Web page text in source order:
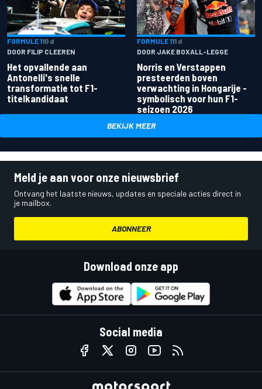
FORMULE 110 d
DOOR FILIP CLEEREN
Het opvallende aan
Antonelli's snelle
transformatie tot F1-
titelkandidaat
FORMULE 111 d
DOOR JAKE BOXALL-LEGGE
Norris en Verstappen
presteerden boven
verwachting in Hongarije -
symbolisch voor hun F1-
seizoen 2026
BEKIJK MEER
Meld je aan voor onze nieuwsbrief
Ontvang het laatste nieuws, updates en speciale acties direct in
je mailbox.
ABONNEER
Download onze app
Social media